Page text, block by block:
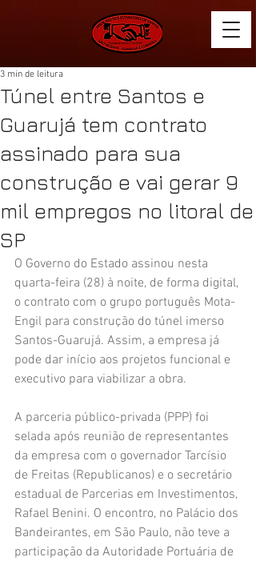
Túnel entre Santos e
Guarujá tem contrato
assinado para sua
construção e vai gerar 9
mil empregos no litoral de
SP
3 min de leitura
O Governo do Estado assinou nesta
quarta-feira (28) à noite, de forma digital,
o contrato com o grupo português Mota-
Engil para construção do túnel imerso
Santos-Guarujá. Assim, a empresa já
pode dar início aos projetos funcional e
executivo para viabilizar a obra.
A parceria público-privada (PPP) foi
selada após reunião de representantes
da empresa com o governador Tarcísio
de Freitas (Republicanos) e o secretário
estadual de Parcerias em Investimentos,
Rafael Benini. O encontro, no Palácio dos
Bandeirantes, em São Paulo, não teve a
participação da Autoridade Portuária de